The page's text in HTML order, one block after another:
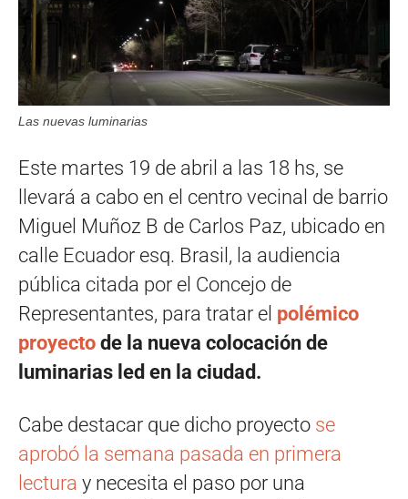
Las nuevas luminarias
Este martes 19 de abril a las 18 hs, se
llevará a cabo en el centro vecinal de barrio
Miguel Muñoz B de Carlos Paz, ubicado en
calle Ecuador esq. Brasil, la audiencia
pública citada por el Concejo de
Representantes, para tratar el polémico
proyecto de la nueva colocación de
luminarias led en la ciudad.
Cabe destacar que dicho proyecto se
aprobó la semana pasada en primera
lectura y necesita el paso por una